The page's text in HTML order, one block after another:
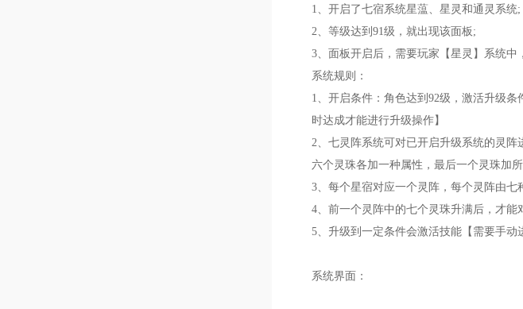
1、开启了七宿系统星蕰、星灵和通灵系统;
2、等级达到91级，就出现该面板;
3、面板开启后，需要玩家【星灵】系统中
系统规则：
1、开启条件：角色达到92级，激活升级
时达成才能进行升级操作】
2、七灵阵系统可对已开启升级系统的灵
六个灵珠各加一种属性，最后一个灵珠加
3、每个星宿对应一个灵阵，每个灵阵由
4、前一个灵阵中的七个灵珠升满后，才能
5、升级到一定条件会激活技能【需要手
系统界面：